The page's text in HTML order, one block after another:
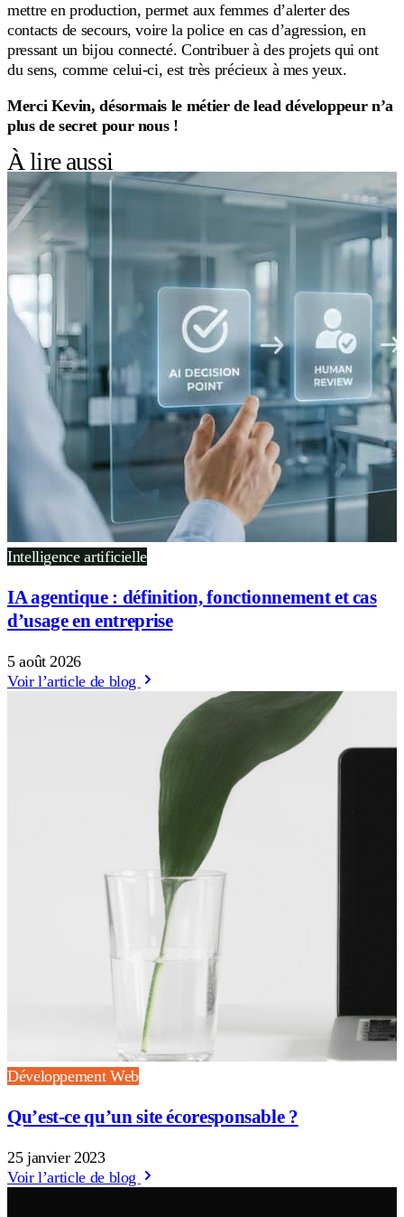
mettre en production, permet aux femmes d’alerter des
contacts de secours, voire la police en cas d’agression, en
pressant un bijou connecté. Contribuer à des projets qui ont
du sens, comme celui-ci, est très précieux à mes yeux.
Merci Kevin, désormais le métier de lead développeur n’a
plus de secret pour nous !
À lire aussi
Intelligence artificielle
IA agentique : définition, fonctionnement et cas
d’usage en entreprise
5 août 2026
Voir l’article de blog
Développement Web
Qu’est-ce qu’un site écoresponsable ?
25 janvier 2023
Voir l’article de blog